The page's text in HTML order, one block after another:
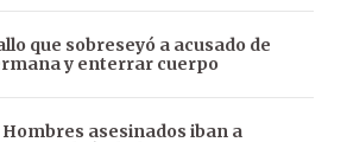
que sobreseyó a acusado de
y enterrar cuerpo
asesinados iban a